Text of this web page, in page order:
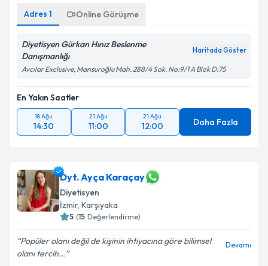
Adres 1 Online Görüşme
Diyetisyen Gürkan Hınız Beslenme
Danışmanlığı
Haritada Göster
Avcılar Exclusive, Mansuroğlu Mah. 288/4 Sok. No:9/1 A Blok D:75
En Yakın Saatler
18 Ağu
14:30
21 Ağu
11:00
21 Ağu
12:00 Daha Fazla
Dyt. Ayça Karaçay
Diyetisyen
İzmir, Karşıyaka
5 (15 Değerlendirme)
Popüler olanı değil de kişinin ihtiyacına göre bilimsel
olanı tercih...
Devamı